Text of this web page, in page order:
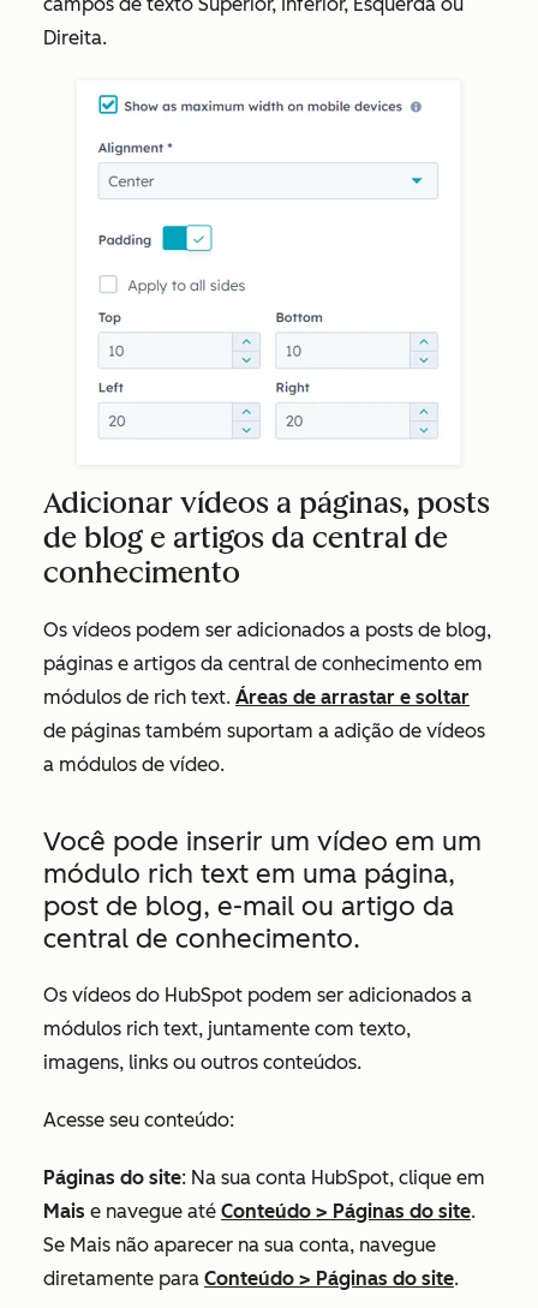
Direita.
Adicionar vídeos a páginas, posts
de blog e artigos da central de
conhecimento
Os vídeos podem ser adicionados a posts de blog,
páginas e artigos da central de conhecimento em
módulos de rich text. Áreas de arrastar e soltar
de páginas também suportam a adição de vídeos
a módulos de vídeo.
Você pode inserir um vídeo em um
módulo rich text em uma página,
post de blog, e-mail ou artigo da
central de conhecimento.
Os vídeos do HubSpot podem ser adicionados a
módulos rich text, juntamente com texto,
imagens, links ou outros conteúdos.
Acesse seu conteúdo:
Páginas do site: Na sua conta HubSpot, clique em
Mais e navegue até Conteúdo > Páginas do site.
Se Mais não aparecer na sua conta, navegue
diretamente para Conteúdo > Páginas do site.